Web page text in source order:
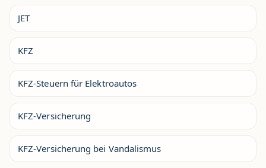
JET
KFZ
KFZ-Steuern für Elektroautos
KFZ-Versicherung
KFZ-Versicherung bei Vandalismus